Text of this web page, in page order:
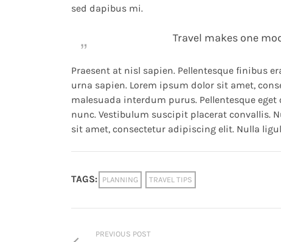
sed dapibus mi.
Travel makes one
Praesent at nisl sapien. Pellentesque finibus
urna sapien. Lorem ipsum dolor sit amet,
malesuada interdum purus. Pellentesque
nunc. Vestibulum suscipit placerat convallis.
sit amet, consectetur adipiscing elit. Nulla
TAGS: PLANNING TRAVEL TIPS
PREVIOUS POST